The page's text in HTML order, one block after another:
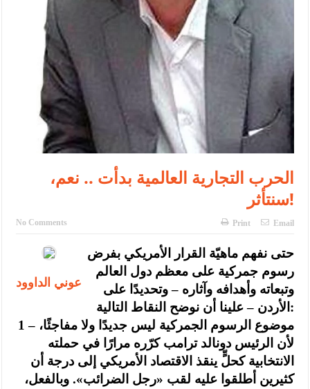
الملك يتلقى اتصالا هاتفيا من العاهل البحريني
القاضي محمود أحمد فريحات.. مبارك ومزيدا من التوفيق
عارف بيك فريحات.. مبارك وبكم تزهو المناصب
الحرب التجارية العالمية بدأت .. نعم،
سنتأثر!
No Comments Print Email
عوني الداوود
حتى نفهم ماهيّة القرار الأمريكي بفرض
رسوم جمركية على معظم دول العالم
وتبعاته وأهدافه وآثاره – وتحديدًا على
الأردن – علينا أن نوضح النقاط التالية:
1 – موضوع الرسوم الجمركية ليس جديدًا ولا مفاجئًا،
لأن الرئيس دونالد ترامب كرّره مرارًا في حملته
الانتخابية كحلٍّ ينقذ الاقتصاد الأمريكي إلى درجة أن
كثيرين أطلقوا عليه لقب «رجل الضرائب». وبالفعل،